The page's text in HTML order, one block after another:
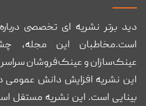
دید برتر نشریه ای تخصصی
است.مخاطبان این مجله،
عینک‌سازان و عینک‌فروشان
این نشریه افزایش دانش عمومی
بینایی است. این نشریه مستقل